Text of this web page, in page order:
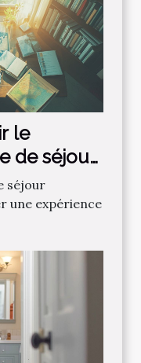
le
de séjour
séjour
une expérience